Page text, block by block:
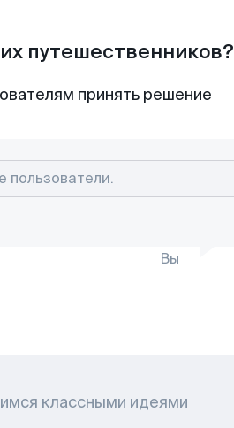
путешественников?
принять решение
Вы
классными идеями